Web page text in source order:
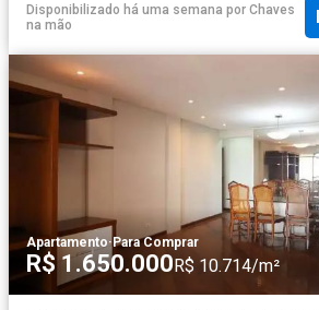
Disponibilizado há uma semana por Chaves
na mão
Apartamento·Para Comprar
R$ 1.650.000R$ 10.714/m²